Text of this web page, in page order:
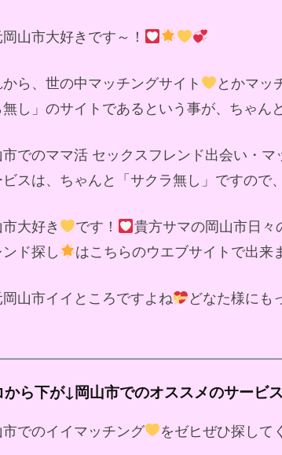
山市大好きです～！
ら、世の中マッチングサイト とかマッ
無し」のサイトであるという事が、ちゃん
市でのママ活 セックスフレンド出会い・
スは、ちゃんと「サクラ無し」ですので
大好き です！ 貴方サマの岡山市日々
ド探し
はこちらのウエブサイトで出来
山市イイところですよね どなた様にも
から下が↓岡山市でのオススメのサービ
市でのイイマッチング をゼヒぜひ探して